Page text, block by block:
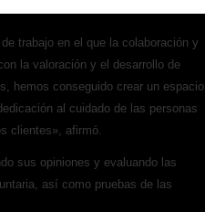
trabajo en el que la colaboración y
la valoración y el desarrollo de
hemos conseguido crear un espacio
al cuidado de las personas
clientes», afirmó.
sus opiniones y evaluando las
así como pruebas de las